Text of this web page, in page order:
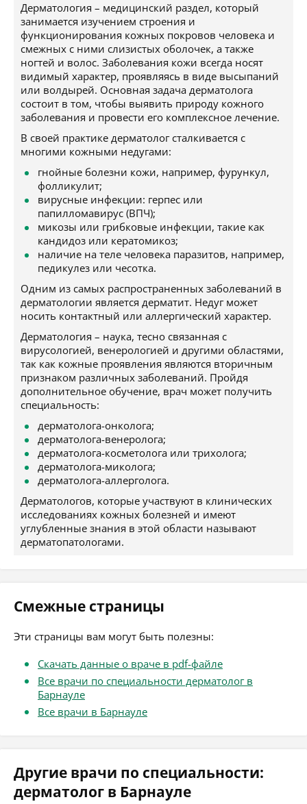
Дерматология – медицинский раздел, который
занимается изучением строения и
функционирования кожных покровов человека и
смежных с ними слизистых оболочек, а также
ногтей и волос. Заболевания кожи всегда носят
видимый характер, проявляясь в виде высыпаний
или волдырей. Основная задача дерматолога
состоит в том, чтобы выявить природу кожного
заболевания и провести его комплексное лечение.
В своей практике дерматолог сталкивается с
многими кожными недугами:
гнойные болезни кожи, например, фурункул,
фолликулит;
вирусные инфекции: герпес или
папилломавирус (ВПЧ);
микозы или грибковые инфекции, такие как
кандидоз или кератомикоз;
наличие на теле человека паразитов, например,
педикулез или чесотка.
Одним из самых распространенных заболеваний в
дерматологии является дерматит. Недуг может
носить контактный или аллергический характер.
Дерматология – наука, тесно связанная с
вирусологией, венерологией и другими областями,
так как кожные проявления являются вторичным
признаком различных заболеваний. Пройдя
дополнительное обучение, врач может получить
специальность:
дерматолога-онколога;
дерматолога-венеролога;
дерматолога-косметолога или трихолога;
дерматолога-миколога;
дерматолога-аллерголога.
Дерматологов, которые участвуют в клинических
исследованиях кожных болезней и имеют
углубленные знания в этой области называют
дерматопатологами.
Смежные страницы
Эти страницы вам могут быть полезны:
Скачать данные о враче в pdf-файле
Все врачи по специальности дерматолог в
Барнауле
Все врачи в Барнауле
Другие врачи по специальности:
дерматолог в Барнауле